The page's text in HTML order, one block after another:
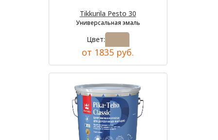
Tikkurila Pesto 30
Универсальная эмаль
Цвет:
от 1835 руб.